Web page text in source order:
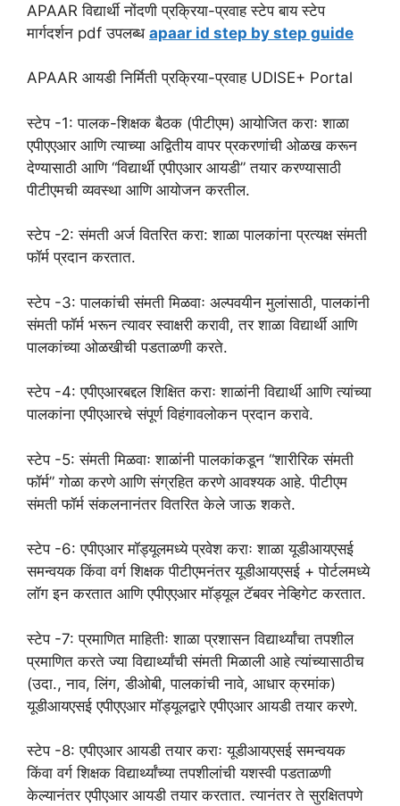
APAAR विद्यार्थी नोंदणी प्रक्रिया-प्रवाह स्टेप बाय स्टेप
मार्गदर्शन pdf उपलब्ध apaar id step by step guide
APAAR आयडी निर्मिती प्रक्रिया-प्रवाह UDISE+ Portal
स्टेप -1: पालक-शिक्षक बैठक (पीटीएम) आयोजित कराः शाळा
एपीएएआर आणि त्याच्या अद्वितीय वापर प्रकरणांची ओळख करून
देण्यासाठी आणि “विद्यार्थी एपीएआर आयडी” तयार करण्यासाठी
पीटीएमची व्यवस्था आणि आयोजन करतील.
स्टेप -2: संमती अर्ज वितरित करा: शाळा पालकांना प्रत्यक्ष संमती
फॉर्म प्रदान करतात.
स्टेप -3: पालकांची संमती मिळवाः अल्पवयीन मुलांसाठी, पालकांनी
संमती फॉर्म भरून त्यावर स्वाक्षरी करावी, तर शाळा विद्यार्थी आणि
पालकांच्या ओळखीची पडताळणी करते.
स्टेप -4: एपीएआरबद्दल शिक्षित कराः शाळांनी विद्यार्थी आणि त्यांच्या
पालकांना एपीएआरचे संपूर्ण विहंगावलोकन प्रदान करावे.
स्टेप -5: संमती मिळवाः शाळांनी पालकांकडून “शारीरिक संमती
फॉर्म” गोळा करणे आणि संग्रहित करणे आवश्यक आहे. पीटीएम
संमती फॉर्म संकलनानंतर वितरित केले जाऊ शकते.
स्टेप -6: एपीएआर मॉड्यूलमध्ये प्रवेश कराः शाळा यूडीआयएसई
समन्वयक किंवा वर्ग शिक्षक पीटीएमनंतर यूडीआयएसई + पोर्टलमध्ये
लॉग इन करतात आणि एपीएएआर मॉड्यूल टॅबवर नेव्हिगेट करतात.
स्टेप -7: प्रमाणित माहितीः शाळा प्रशासन विद्यार्थ्यांचा तपशील
प्रमाणित करते ज्या विद्यार्थ्यांची संमती मिळाली आहे त्यांच्यासाठीच
(उदा., नाव, लिंग, डीओबी, पालकांची नावे, आधार क्रमांक)
यूडीआयएसई एपीएएआर मॉड्यूलद्वारे एपीएआर आयडी तयार करणे.
स्टेप -8: एपीएआर आयडी तयार कराः यूडीआयएसई समन्वयक
किंवा वर्ग शिक्षक विद्यार्थ्यांच्या तपशीलांची यशस्वी पडताळणी
केल्यानंतर एपीएआर आयडी तयार करतात. त्यानंतर ते सुरक्षितपणे